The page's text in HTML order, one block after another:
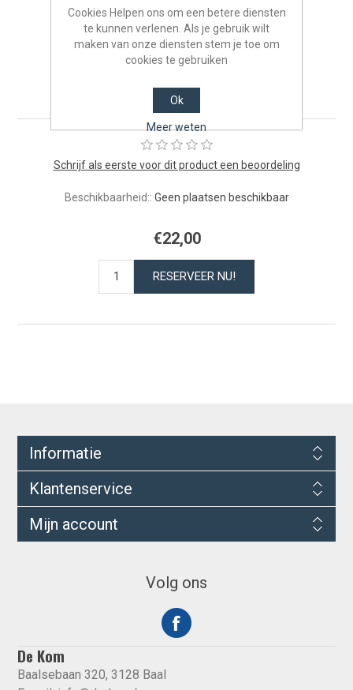
Kinderen van 4 tot 12 jaar -
maandag 06/04/2026
Schrijf als eerste voor dit product een beoordeling
Beschikbaarheid:: Geen plaatsen beschikbaar
€22,00
RESERVEER NU!
Informatie
Klantenservice
Mijn account
Volg ons
De Kom
Baalsebaan 320, 3128 Baal
Cookies Helpen ons om een betere diensten
te kunnen verlenen. Als je gebruik wilt
maken van onze diensten stem je toe om
cookies te gebruiken
Ok
Meer weten